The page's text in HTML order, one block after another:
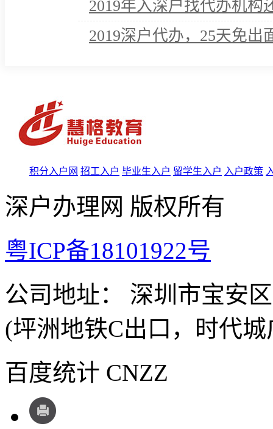
2019年入深户找代办机构
2019深户代办，25天免出
积分入户网 招工入户 毕业生入户 留学生入户 入户政策
深户办理网 版权所有
粤ICP备18101922号
公司地址： 深圳市宝安
(坪洲地铁C出口，时代
百度统计 CNZZ